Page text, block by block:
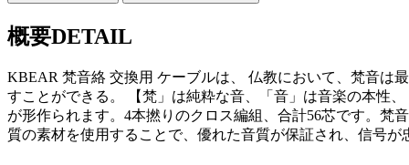
概要DETAIL
KBEAR 梵音絡 交換用 ケーブルは、 仏教において、梵音は
すことができる。 【梵」は純粋な音、「音」は音楽の本性
が形作られます。4本撚りのクロス編組、合計56芯です。梵
質の素材を使用することで、優れた音質が保証され、信号